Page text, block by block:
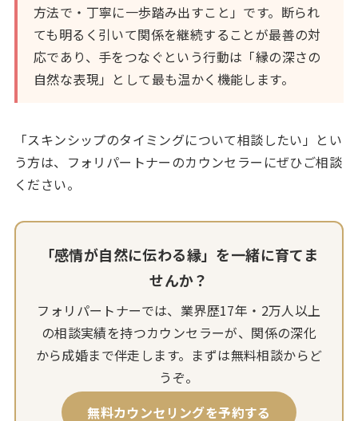
方法で・丁寧に一歩踏み出すこと」です。断られ
ても明るく引いて関係を継続することが最善の対
応であり、手をつなぐという行動は「縁の深さの
自然な表現」として最も温かく機能します。
「スキンシップのタイミングについて相談したい」とい
う方は、フォリパートナーのカウンセラーにぜひご相談
ください。
「感情が自然に伝わる縁」を一緒に育てま
せんか？
フォリパートナーでは、業界歴17年・2万人以上
の相談実績を持つカウンセラーが、関係の深化
から成婚まで伴走します。まずは無料相談からど
うぞ。
無料カウンセリングを予約する